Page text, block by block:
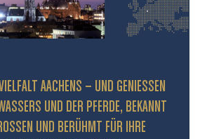
AACHENS – UND GENIESSEN S
UND DER PFERDE, BEKANNT D
UND BERÜHMT FÜR IHRE PR